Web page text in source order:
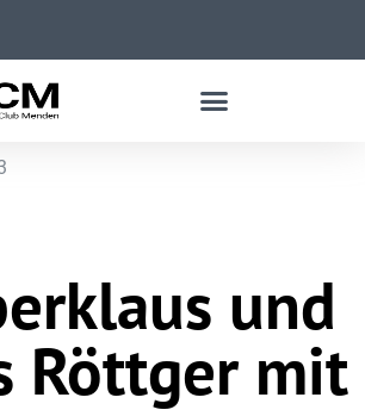
und
Röttger mit